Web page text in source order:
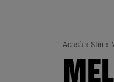
Acasă » Știri »